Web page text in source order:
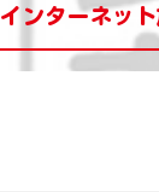
インターネッ